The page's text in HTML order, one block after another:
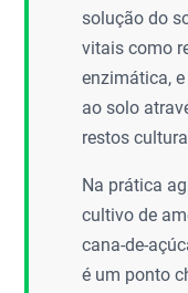
solução do
vitais como
enzimática,
ao solo
restos
Na prática
cultivo de
cana-de-
é um ponto